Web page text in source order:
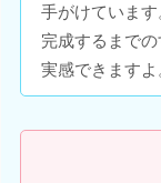
手がけていま
完成するまで
実感できますよ